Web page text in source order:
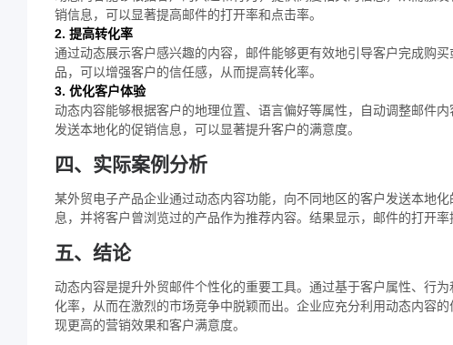
销信息，可以显著提高邮件的打开率和点击率。
2. 提高转化率
通过动态展示客户感兴趣的内容，邮件能够更有效地引导客户完成购
品，可以增强客户的信任感，从而提高转化率。
3. 优化客户体验
动态内容能够根据客户的地理位置、语言偏好等属性，自动调整邮件
发送本地化的促销信息，可以显著提升客户的满意度。
四、实际案例分析
某外贸电子产品企业通过动态内容功能，向不同地区的客户发送本地
息，并将客户曾浏览过的产品作为推荐内容。结果显示，邮件的打开
五、结论
动态内容是提升外贸邮件个性化的重要工具。通过基于客户属性、行
化率，从而在激烈的市场竞争中脱颖而出。企业应充分利用动态内容
现更高的营销效果和客户满意度。